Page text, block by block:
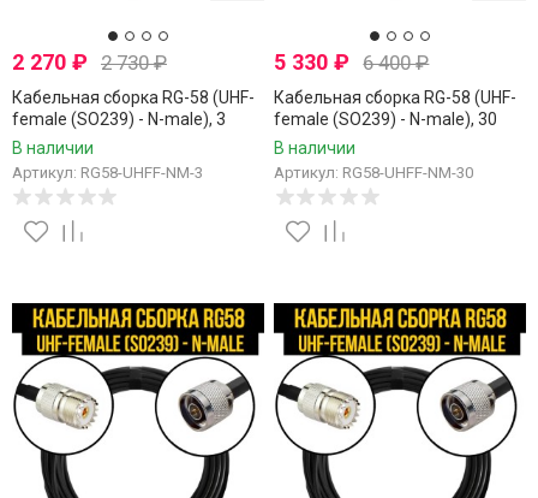
2 270 ₽ 2 730₽
Кабельная сборка RG-58 (UHF-
female (SO239) - N-male), 3
метра
В наличии
Артикул: RG58-UHFF-NM-3
5 330₽ 6 400₽
Кабельная сборка RG-58 (UHF-
female (SO239) - N-male), 30
метров
В наличии
Артикул: RG58-UHFF-NM-30